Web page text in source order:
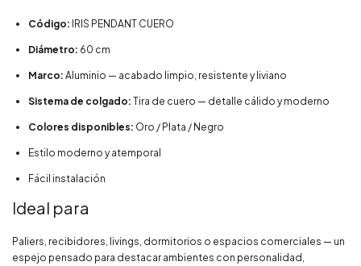
Código: IRIS PENDANT CUERO
Diámetro: 60 cm
Marco: Aluminio — acabado limpio, resistente y liviano
Sistema de colgado: Tira de cuero — detalle cálido y moderno
Colores disponibles: Oro / Plata / Negro
Estilo moderno y atemporal
Fácil instalación
Ideal para
Paliers, recibidores, livings, dormitorios o espacios comerciales — un
espejo pensado para destacar ambientes con personalidad,